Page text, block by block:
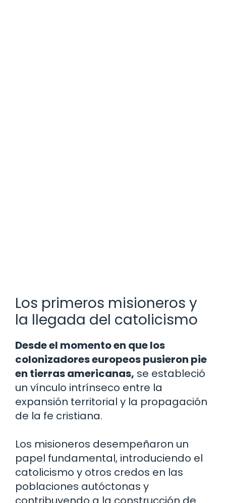
Los primeros misioneros y
la llegada del catolicismo
Desde el momento en que los
colonizadores europeos pusieron pie
en tierras americanas, se estableció
un vínculo intrínseco entre la
expansión territorial y la propagación
de la fe cristiana.
Los misioneros desempeñaron un
papel fundamental, introduciendo el
catolicismo y otros credos en las
poblaciones autóctonas y